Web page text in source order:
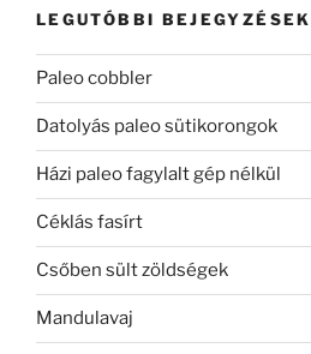
LEGUTÓBBI BEJEGYZÉSEK
Paleo cobbler
Datolyás paleo sütikorongok
Házi paleo fagylalt gép nélkül
Céklás fasírt
Csőben sült zöldségek
Mandulavaj